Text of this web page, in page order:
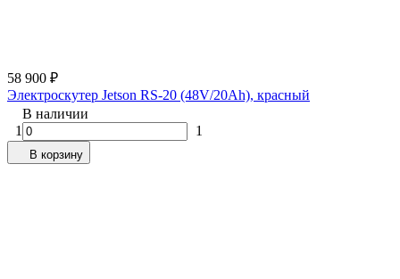
58 900 ₽
Электроскутер Jetson RS-20 (48V/20Ah), красный
В наличии
1
1
В корзину